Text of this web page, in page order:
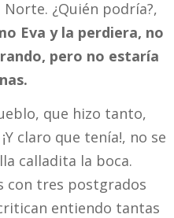
¿Quién podría?,
Eva y la perdiera, no
pero no estaría
que hizo tanto,
claro que tenía!, no se
calladita la boca.
con tres postgrados
entiendo tantas